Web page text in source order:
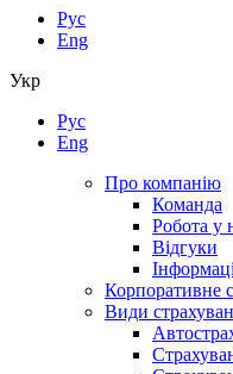
Рус
Eng
Укр
Рус
Eng
Про компанію
Команда
Робота у
Відгуки
Корпоративне
Види